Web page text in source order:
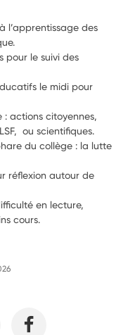
l’apprentissage des
pour le suivi des
le midi pour
actions citoyennes,
ou scientifiques.
du collège : la lutte
réflexion autour de
en lecture,
cours.